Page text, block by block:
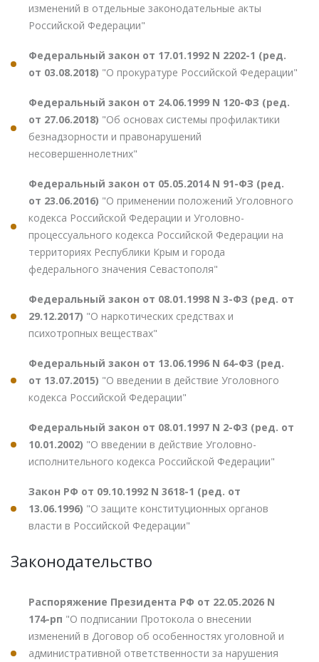
изменений в отдельные законодательные акты
Российской Федерации"
Федеральный закон от 17.01.1992 N 2202-1 (ред.
от 03.08.2018) "О прокуратуре Российской Федерации"
Федеральный закон от 24.06.1999 N 120-ФЗ (ред.
от 27.06.2018) "Об основах системы профилактики
безнадзорности и правонарушений
несовершеннолетних"
Федеральный закон от 05.05.2014 N 91-ФЗ (ред.
от 23.06.2016) "О применении положений Уголовного
кодекса Российской Федерации и Уголовно-
процессуального кодекса Российской Федерации на
территориях Республики Крым и города
федерального значения Севастополя"
Федеральный закон от 08.01.1998 N 3-ФЗ (ред. от
29.12.2017) "О наркотических средствах и
психотропных веществах"
Федеральный закон от 13.06.1996 N 64-ФЗ (ред.
от 13.07.2015) "О введении в действие Уголовного
кодекса Российской Федерации"
Федеральный закон от 08.01.1997 N 2-ФЗ (ред. от
10.01.2002) "О введении в действие Уголовно-
исполнительного кодекса Российской Федерации"
Закон РФ от 09.10.1992 N 3618-1 (ред. от
13.06.1996) "О защите конституционных органов
власти в Российской Федерации"
Законодательство
Распоряжение Президента РФ от 22.05.2026 N
174-рп "О подписании Протокола о внесении
изменений в Договор об особенностях уголовной и
административной ответственности за нарушения